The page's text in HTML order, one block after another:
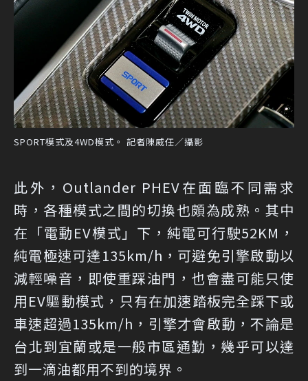
SPORT模式及4WD模式。 記者陳威任／攝影
此外，Outlander PHEV在面臨不同需求
時，各種模式之間的切換也頗為成熟。其中
在「電動EV模式」下，純電可行駛52KM，
純電極速可達135km/h，可避免引擎啟動以
減輕噪音，即使重踩油門，也會盡可能只使
用EV驅動模式，只有在加速踏板完全踩下或
車速超過135km/h，引擎才會啟動，不論是
台北到宜蘭或是一般市區通勤，幾乎可以達
到一滴油都用不到的境界。